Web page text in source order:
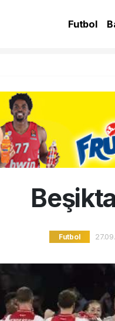
Futbol
Futbol